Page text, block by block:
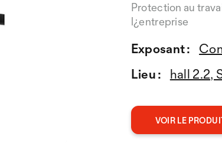
Protection au
l¿entreprise
Exposant :
Lieu :
hall 2.2,
VOIR LE